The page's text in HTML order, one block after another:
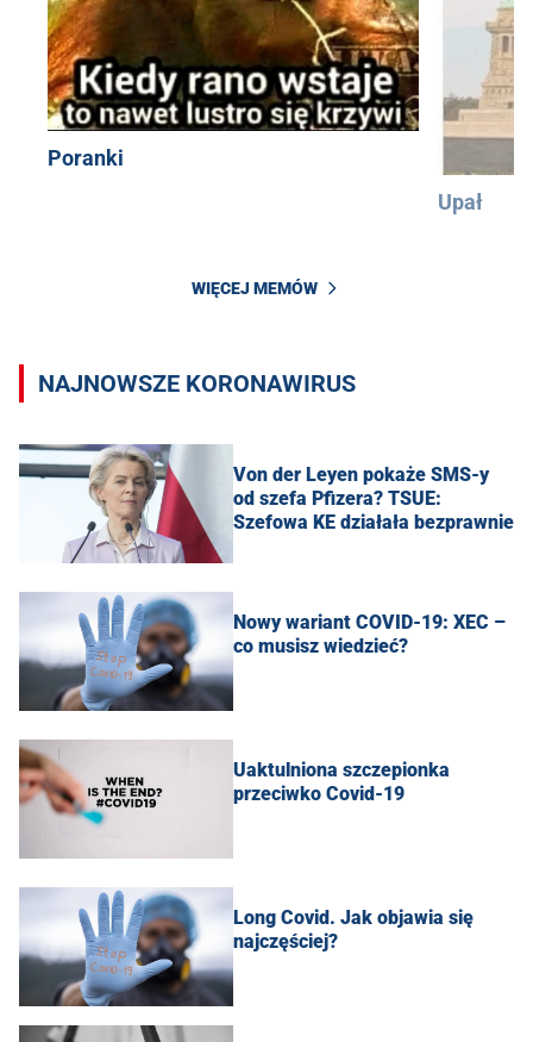
Poranki
Upał
WIĘCEJ MEMÓW
NAJNOWSZE KORONAWIRUS
Von der Leyen pokaże SMS-y
od szefa Pfizera? TSUE:
Szefowa KE działała bezprawnie
Nowy wariant COVID-19: XEC –
co musisz wiedzieć?
Uaktulniona szczepionka
przeciwko Covid-19
Long Covid. Jak objawia się
najczęściej?